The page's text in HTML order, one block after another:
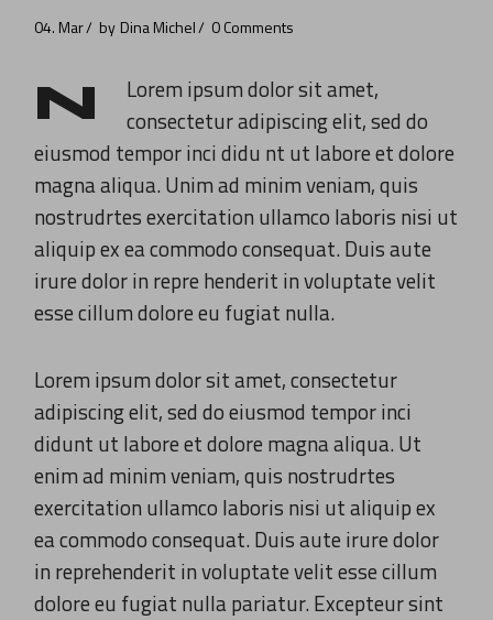
04. Mar by Dina Michel 0 Comments
N
Lorem ipsum dolor sit amet,
consectetur adipiscing elit, sed do
eiusmod tempor inci didu nt ut labore et dolore
magna aliqua. Unim ad minim veniam, quis
nostrudrtes exercitation ullamco laboris nisi ut
aliquip ex ea commodo consequat. Duis aute
irure dolor in repre henderit in voluptate velit
esse cillum dolore eu fugiat nulla.
Lorem ipsum dolor sit amet, consectetur
adipiscing elit, sed do eiusmod tempor inci
didunt ut labore et dolore magna aliqua. Ut
enim ad minim veniam, quis nostrudrtes
exercitation ullamco laboris nisi ut aliquip ex
ea commodo consequat. Duis aute irure dolor
in reprehenderit in voluptate velit esse cillum
dolore eu fugiat nulla pariatur. Excepteur sint